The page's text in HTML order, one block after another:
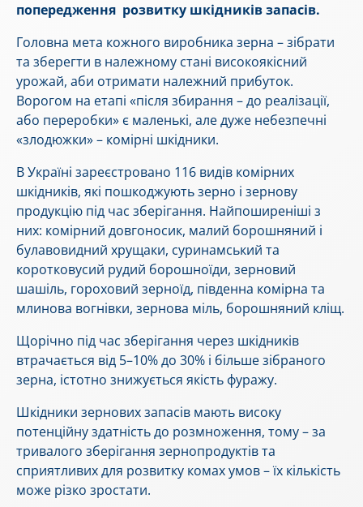
попередження розвитку шкідників запасів.
Головна мета кожного виробника зерна – зібрати
та зберегти в належному стані високоякісний
урожай, аби отримати належний прибуток.
Ворогом на етапі «після збирання – до реалізації,
або переробки» є маленькі, але дуже небезпечні
«злодюжки» – комірні шкідники.
В Україні зареєстровано 116 видів комірних
шкідників, які пошкоджують зерно і зернову
продукцію під час зберігання. Найпоширеніші з
них: комірний довгоносик, малий борошняний і
булавовидний хрущаки, суринамський та
коротковусий рудий борошноїди, зерновий
шашіль, гороховий зерноїд, південна комірна та
млинова вогнівки, зернова міль, борошняний кліщ.
Щорічно під час зберігання через шкідників
втрачається від 5–10% до 30% і більше зібраного
зерна, істотно знижується якість фуражу.
Шкідники зернових запасів мають високу
потенційну здатність до розмноження, тому – за
тривалого зберігання зернопродуктів та
сприятливих для розвитку комах умов – їх кількість
може різко зростати.